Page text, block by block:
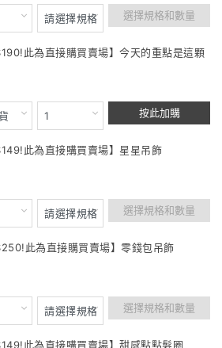
選擇規格和數量
此為直接購買賣場】今天的重點是這顆
按此加購
此為直接購買賣場】星星吊飾
選擇規格和數量
此為直接購買賣場】零錢包吊飾
選擇規格和數量
此為直接購買賣場】甜感點點髮圈